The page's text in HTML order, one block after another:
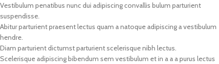
Vestibulum penatibus nunc dui adipiscing convallis bulum parturient
suspendisse.
Abitur parturient praesent lectus quam a natoque adipiscing a vestibulum
hendre.
Diam parturient dictumst parturient scelerisque nibh lectus.
Scelerisque adipiscing bibendum sem vestibulum et in a a a purus lectus